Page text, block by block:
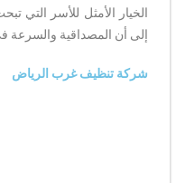
الخيار الأمثل للأسر التي
إلى أن المصداقية والسرعة
شركة تنظيف غرب الرياض